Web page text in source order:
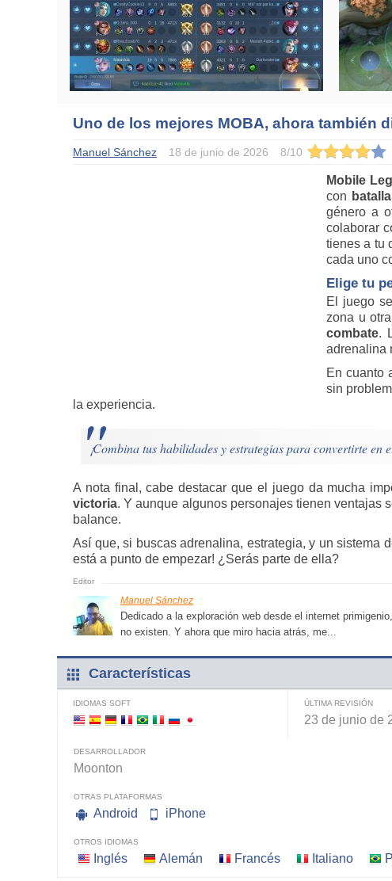
Uno de los mejores MOBA, ahora también
Manuel Sánchez 18 de junio de 2026 8/10
Mobile
con
género a
colaborar
tienes a tu
cada uno
Elige tu
El juego
zona u
combate.
adrenalina
En cuanto
sin
la experiencia.
¡Combina tus habilidades y estrategias para convertirte en
A nota final, cabe destacar que el juego da mucha
victoria. Y aunque algunos personajes tienen ventajas
balance.
Así que, si buscas adrenalina, estrategia, y un sistema
está a punto de empezar! ¿Serás parte de ella?
Manuel Sánchez
Dedicado a la exploración web desde el internet
no existen. Y ahora que miro hacia atrás, me...
Características
IDIOMAS SOFT ÚLTIMA REVISIÓN
23 de junio de
DESARROLLADOR
Moonton
OTRAS PLATAFORMAS
Android iPhone
OTROS IDIOMAS
Inglés Alemán Francés Italiano